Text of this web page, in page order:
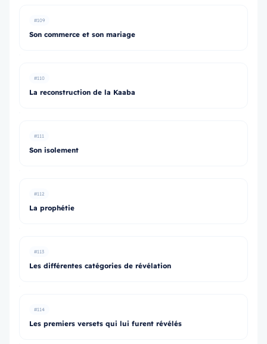
#109
Son commerce et son mariage
#110
La reconstruction de la Kaaba
#111
Son isolement
#112
La prophétie
#113
Les différentes catégories de révélation
#114
Les premiers versets qui lui furent révélés